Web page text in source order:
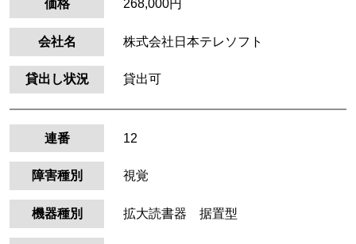
価格 268,000円
会社名 株式会社日本テレソフト
貸出し状況 貸出可
連番 12
障害種別 視覚
機器種別 拡大読書器 据置型